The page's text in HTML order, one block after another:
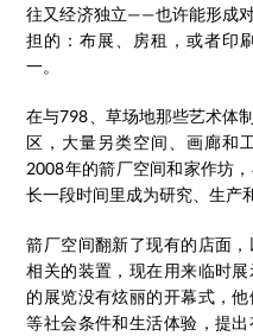
往又经济独立——也许能形成
担的：布展、房租，或者印
一。
在与798、草场地那些艺术体
区，大量另类空间、画廊和
2008年的箭厂空间和家作坊
长一段时间里成为研究、生产
箭厂空间翻新了现有的店面
相关的装置，现在用来临时
的展览没有炫丽的开幕式，
等社会条件和生活体验，提